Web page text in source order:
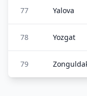
77 Yalova
78 Yozgat
79